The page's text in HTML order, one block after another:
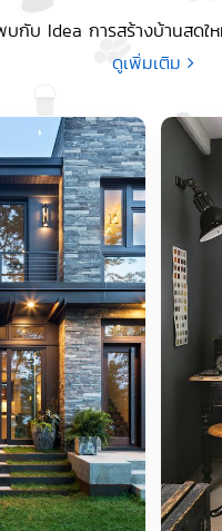
บกับ Idea การสร้างบ้านสดใ
ดูเพิ่มเติม
Save